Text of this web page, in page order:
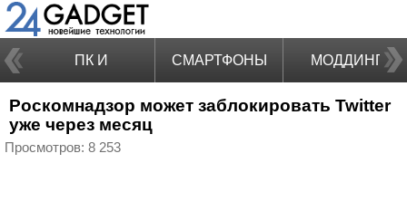
ПК И
НОУТБУКИ
СМАРТФОНЫ МОДДИНГ
Роскомнадзор может заблокировать Twitter
уже через месяц
Просмотров: 8 253